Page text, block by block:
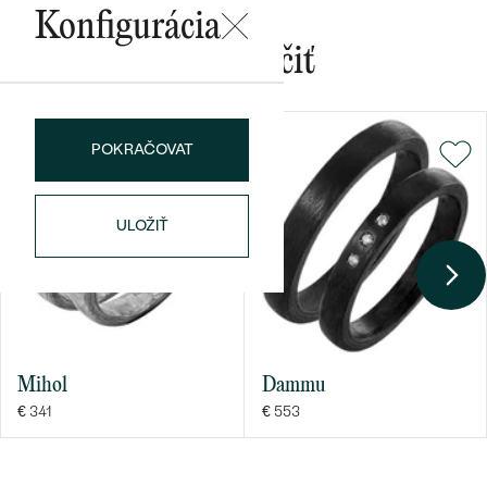
Bestsellery
Konfigurácia
POKRAČOVAT
ULOŽIŤ
Mohlo by sa vám páčiť
Mihol
€ 341
Dammu
€ 553